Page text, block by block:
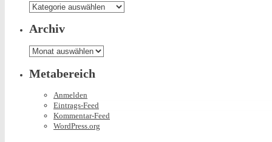
Was
es
hier
so
gibt
Archiv
Archiv
Metabereich
Anmelden
Eintrags-Feed
Kommentar-Feed
WordPress.org